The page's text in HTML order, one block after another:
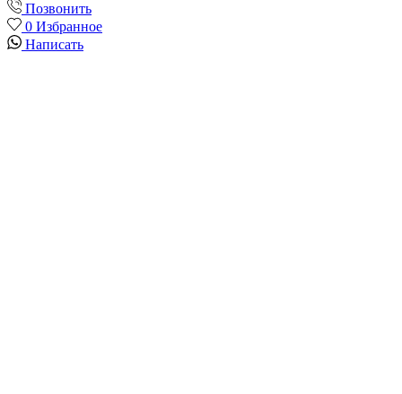
Позвонить
0 Избранное
Написать